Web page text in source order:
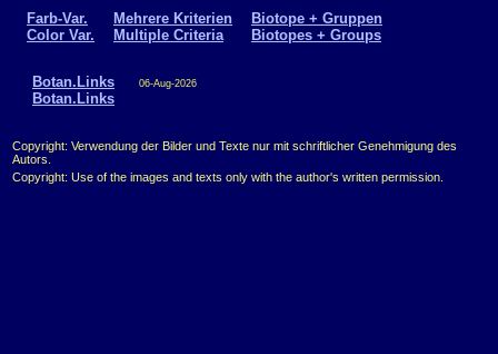
Farb-Var.
Color Var.
Mehrere Kriterien
Multiple Criteria
Biotope + Gruppen
Biotopes + Groups
Botan.Links
Botan.Links
06-Aug-2026
Copyright: Verwendung der Bilder und Texte nur mit schriftlicher Genehmigung des
Autors.
Copyright: Use of the images and texts only with the author's written permission.